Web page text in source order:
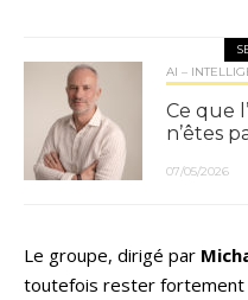
AI –
Ce que
n’êtes
07/05/2026
Le groupe, dirigé par
toutefois rester fortement